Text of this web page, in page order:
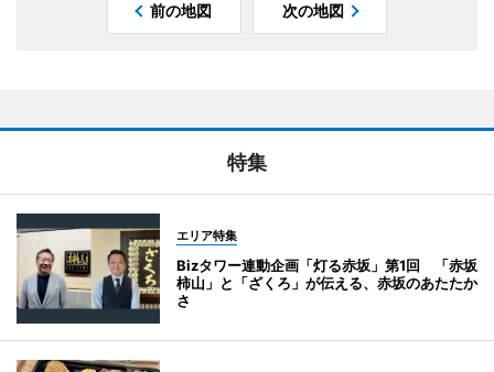
前の地図 次の地図
特集
エリア特集
Bizタワー連動企画「灯る赤坂」第1回 「赤坂
柿山」と「ざくろ」が伝える、赤坂のあたたか
さ